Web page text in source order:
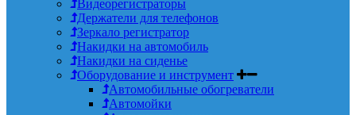
Видеорегистраторы
Держатели для телефонов
Зеркало регистратор
Накидки на автомобиль
Накидки на сиденье
Оборудование и инструмент
Автомобильные обогреватели
Автомойки